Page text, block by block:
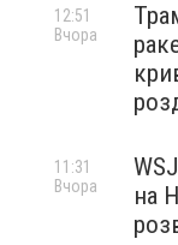
12:51
Вчора
на
11:31
Вчора